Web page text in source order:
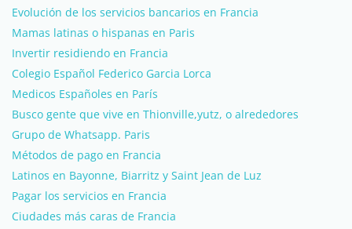
Evolución de los servicios bancarios en Francia
Mamas latinas o hispanas en Paris
Invertir residiendo en Francia
Colegio Español Federico Garcia Lorca
Medicos Españoles en París
Busco gente que vive en Thionville,yutz, o alrededores
Grupo de Whatsapp. Paris
Métodos de pago en Francia
Latinos en Bayonne, Biarritz y Saint Jean de Luz
Pagar los servicios en Francia
Ciudades más caras de Francia